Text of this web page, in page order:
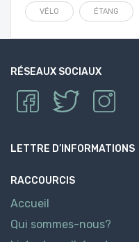
VÉLO ÉTANG
RÉSEAUX SOCIAUX
LETTRE D’INFORMATIONS
RACCOURCIS
Accueil
Qui sommes-nous?